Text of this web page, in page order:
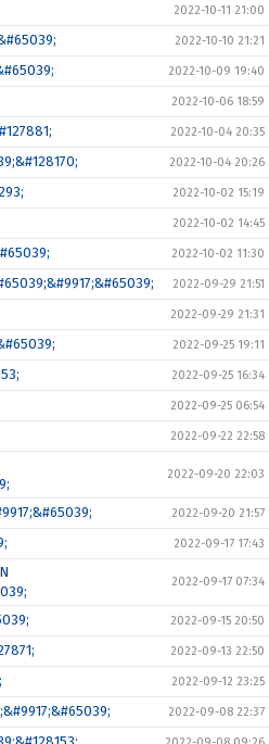
2022-10-11 21:00
2022-10-10 21:21
2022-10-09 19:40
2022-10-06 18:59
2022-10-04 20:35
2022-10-04 20:26
2022-10-02 15:19
2022-10-02 14:45
2022-10-02 11:30
2022-09-29 21:51
2022-09-29 21:31
2022-09-25 19:11
2022-09-25 16:34
2022-09-25 06:54
2022-09-22 22:58
2022-09-20 22:03
2022-09-20 21:57
2022-09-17 17:43
2022-09-17 07:34
2022-09-15 20:50
2022-09-13 22:50
2022-09-12 23:25
2022-09-08 22:37